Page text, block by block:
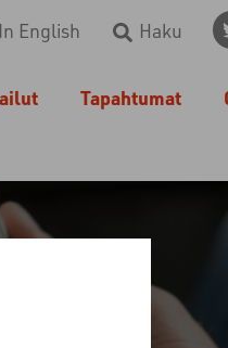
In English Haku
Tapahtumat